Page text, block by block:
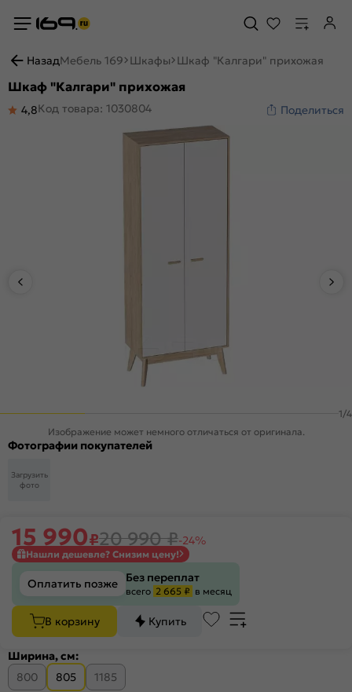
НазадМебель 169 Шкафы Шкаф "Калгари" прихожая
Шкаф "Калгари" прихожая
4,8Код товара: 1030804 Поделиться
1/4
Изображение может немного отличаться от оригинала.
Фотографии покупателей
Загрузить
фото
15 990₽20 990₽-24%
Нашли дешевле? Снизим цену!
Оплатить позже Без переплат
всего 2 665 ₽ в месяц
В корзину Купить
Ширина, см:
800
805
1185